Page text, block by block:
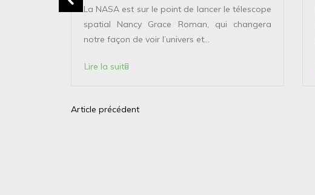
La NASA est sur le point de lancer le télescope
spatial Nancy Grace Roman, qui changera
notre façon de voir l’univers et...
Lire la suite
N
Article précédent